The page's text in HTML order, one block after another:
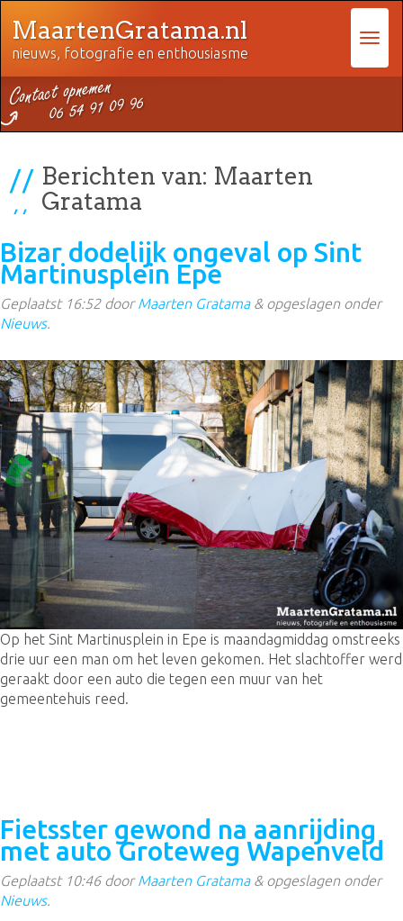
MaartenGratama.nl
nieuws, fotografie en enthousiasme
Berichten van: Maarten
Gratama
Bizar dodelijk ongeval op Sint
Martinusplein Epe
Geplaatst 16:52doorMaarten Gratama &opgeslagen onder
Nieuws.
Op het Sint Martinusplein in Epe is maandagmiddag omstreeks
drie uur een man om het leven gekomen. Het slachtoffer werd
geraakt door een auto die tegen een muur van het
gemeentehuis reed.
Fietsster gewond na aanrijding
met auto Groteweg Wapenveld
Geplaatst 10:46doorMaarten Gratama &opgeslagen onder
Nieuws.